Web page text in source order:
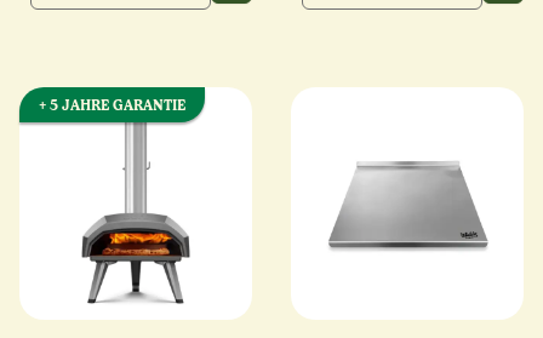
+ 5 JAHRE GARANTIE